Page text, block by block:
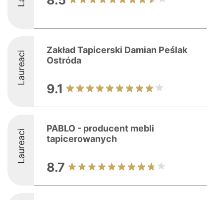
Laureaci
Zakład Tapicerski Damian Peślak
Ostróda
9.1
Laureaci
PABLO - producent mebli
tapicerowanych
8.7